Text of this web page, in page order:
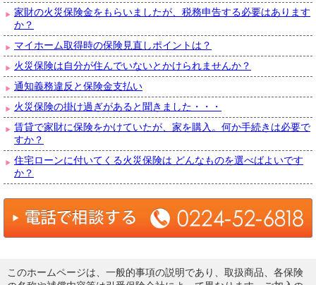
家財の火災保険金をもらいましたが、税務申告する必要はあります
か？
マイホーム取得時の保険見直しポイントは？
火災保険は自分が住んでいないとかけられませんか？
通知義務違反と保険金支払い
火災保険の掛け過ぎがあると聞きました・・・
賃貸で家財に保険をかけていたが、家を購入。何か手続きは必要で
すか？
住宅ローンに付いてくる火災保険は どんなものを選べばよいです
か？
このホームページは、一般的事項の説明であり、取扱商品、各保険